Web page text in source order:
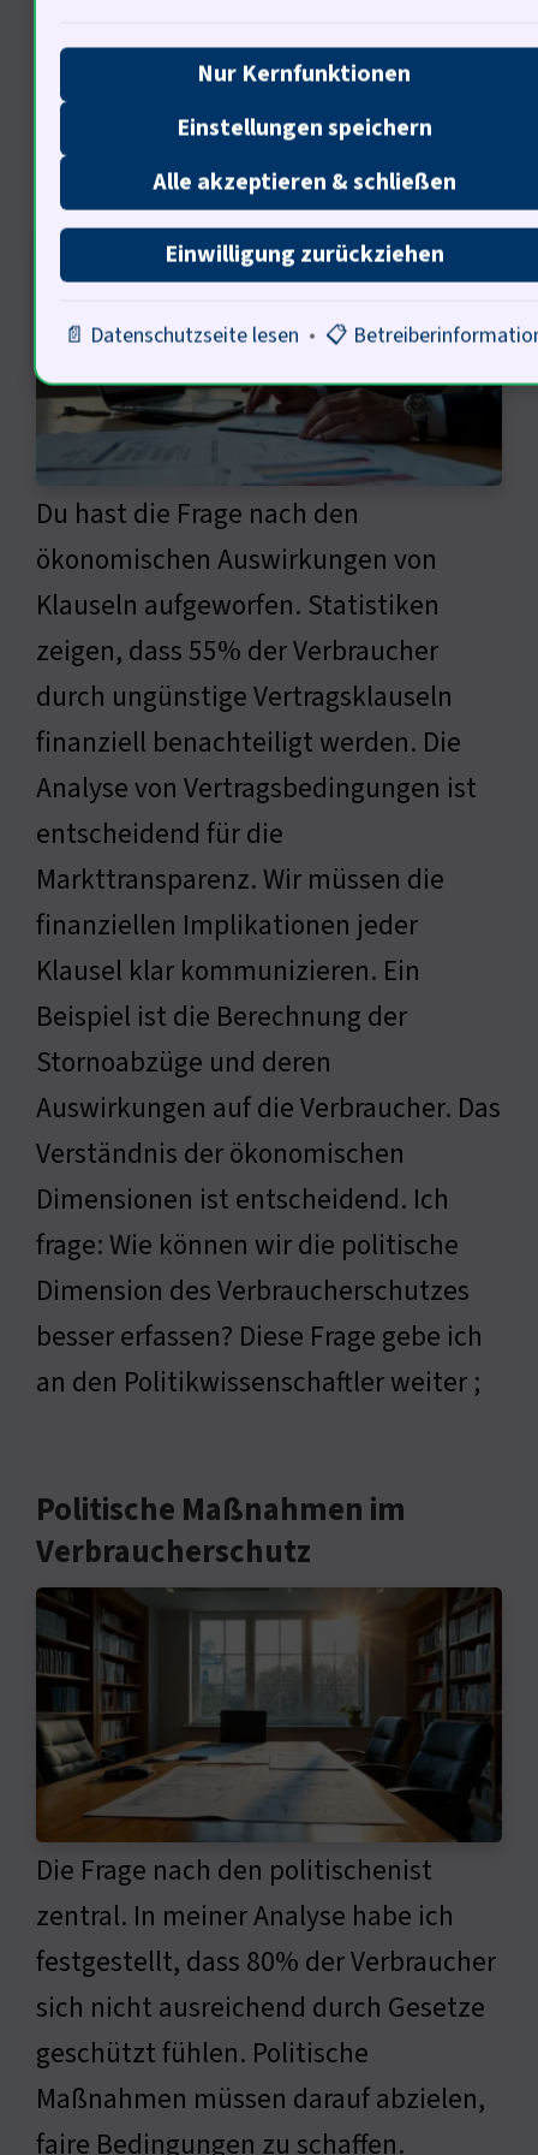
Ökonomische Analysen von
Vertragsklauseln
Du hast die Frage nach den
ökonomischen Auswirkungen von
Klauseln aufgeworfen. Statistiken
zeigen, dass 55% der Verbraucher
durch ungünstige Vertragsklauseln
finanziell benachteiligt werden. Die
Analyse von Vertragsbedingungen ist
entscheidend für die
Markttransparenz. Wir müssen die
finanziellen Implikationen jeder
Klausel klar kommunizieren. Ein
Beispiel ist die Berechnung der
Stornoabzüge und deren
Auswirkungen auf die Verbraucher. Das
Verständnis der ökonomischen
Dimensionen ist entscheidend. Ich
frage: Wie können wir die politische
Dimension des Verbraucherschutzes
besser erfassen? Diese Frage gebe ich
an den Politikwissenschaftler weiter ;
Politische Maßnahmen im
Verbraucherschutz
Die Frage nach den politischenist
zentral. In meiner Analyse habe ich
festgestellt, dass 80% der Verbraucher
sich nicht ausreichend durch Gesetze
geschützt fühlen. Politische
Maßnahmen müssen darauf abzielen,
faire Bedingungen zu schaffen.
Nur Kernfunktionen
Einstellungen speichern
Alle akzeptieren & schließen
Einwilligung zurückziehen
📄 Datenschutzseite lesen • 📋